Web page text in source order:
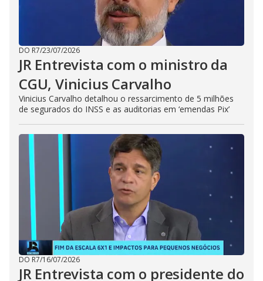
DO R7/23/07/2026
JR Entrevista com o ministro da
CGU, Vinicius Carvalho
Vinicius Carvalho detalhou o ressarcimento de 5 milhões
de segurados do INSS e as auditorias em ‘emendas Pix’
DO R7/16/07/2026
JR Entrevista com o presidente do